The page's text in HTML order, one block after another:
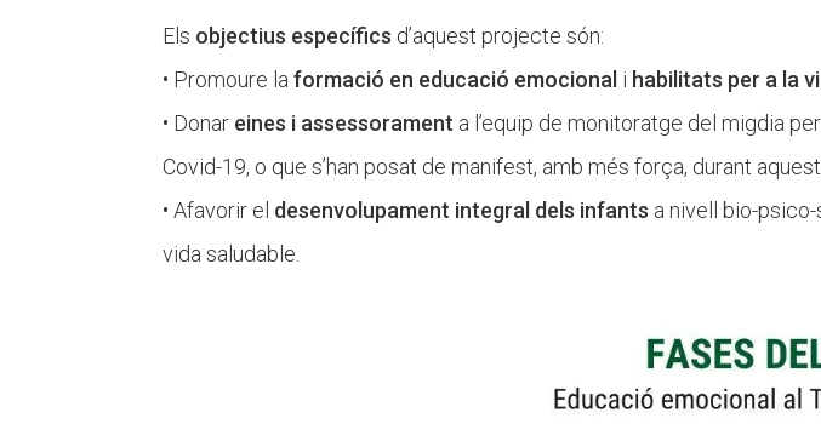
Els objectius específics d’aquest projecte són:
• Promoure laformació en educació emocional i habilitats per a la
• Donar eines i assessorament a l’equip de monitoratge del migdia
Covid-19, o que s’han posat de manifest, amb més força, durant
• Afavorir el desenvolupament integral dels infants a nivell bio-
vida saludable.